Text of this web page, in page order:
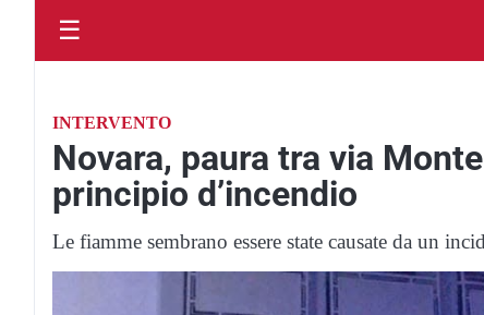
☰
INTERVENTO
Novara, paura tra via
principio d’incendio
Le fiamme sembrano essere state causate da un